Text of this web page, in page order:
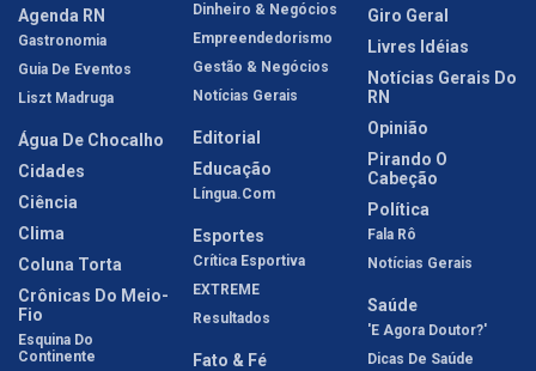
Agenda RN
Gastronomia
Guia De Eventos
Liszt Madruga
Água De Chocalho
Cidades
Ciência
Clima
Coluna Torta
Crônicas Do Meio-
Fio
Esquina Do
Continente
Dinheiro & Negócios
Empreendedorismo
Gestão & Negócios
Notícias Gerais
Editorial
Educação
Língua.com
Esportes
Crítica Esportiva
EXTREME
Resultados
Fato & Fé
Giro Geral
Livres Idéias
Notícias Gerais Do
RN
Opinião
Pirando O
Cabeção
Política
Fala Rô
Notícias Gerais
Saúde
'E Agora Doutor?'
Dicas De Saúde